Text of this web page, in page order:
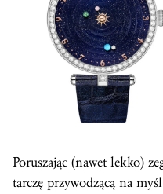
Poruszając (nawet lekko)
tarczę przywodzącą na